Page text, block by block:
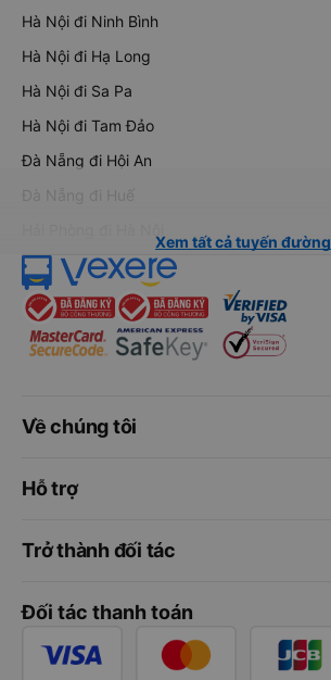
Hà Nội đi Ninh Bình
Hà Nội đi Hạ Long
Hà Nội đi Sa Pa
Hà Nội đi Tam Đảo
Đà Nẵng đi Hội An
Đà Nẵng đi Huế
Xem tất cả tuyến đường
Về chúng tôi
Hỗ trợ
Trở thành đối tác
Đối tác thanh toán